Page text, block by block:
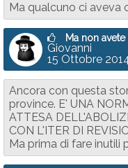
Ma qualcuno ci aveva
Ma non
Giovanni
15 Ottobre
Ancora con questa
province. E' UNA
ATTESA
CON L'ITER DI
Ma prima di fare inutili